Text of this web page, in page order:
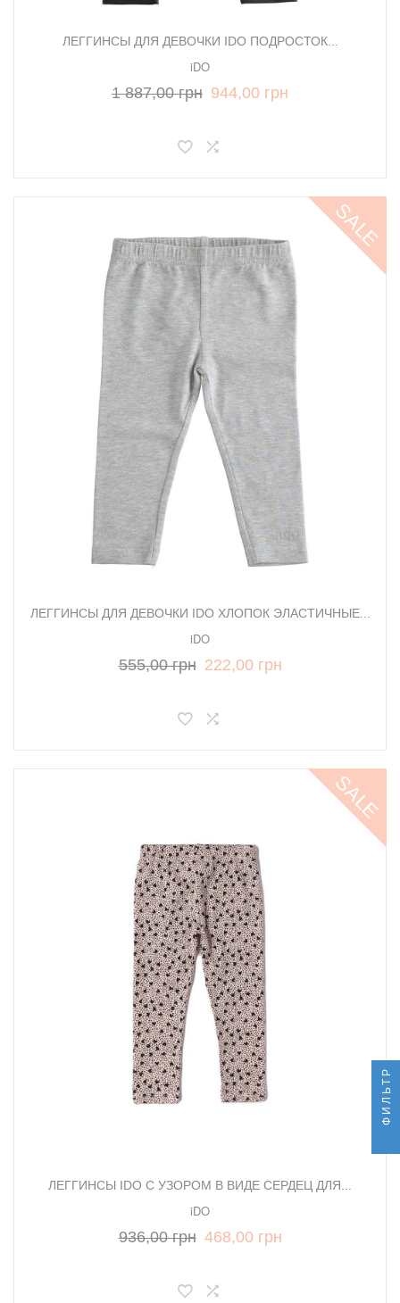
ЛЕГГИНСЫ ДЛЯ ДЕВОЧКИ IDO ПОДРОСТОК...
iDO
1 887,00 грн 944,00 грн
SALE
ЛЕГГИНСЫ ДЛЯ ДЕВОЧКИ IDO ХЛОПОК ЭЛАСТИЧНЫЕ...
iDO
555,00 грн 222,00 грн
SALE
ЛЕГГИНСЫ IDO С УЗОРОМ В ВИДЕ СЕРДЕЦ ДЛЯ...
iDO
936,00 грн 468,00 грн
ФИЛЬТР